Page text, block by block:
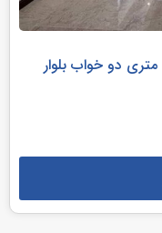
فروش آپارتمان با حیاط اختصاصی 110 متری دو خواب بلوار